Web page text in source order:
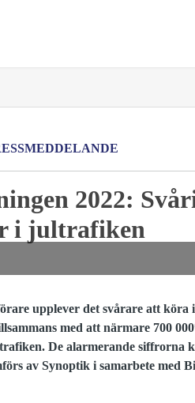
2022:
i jultrafiken
upplever det svårare att köra
med att närmare 700
De alarmerande siffrorna
av Synoptik i samarbete med